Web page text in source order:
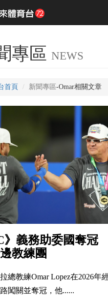
專區 NEWS
首頁 新聞專區-Omar相關文章
》義務助委國奪冠
教練團
總教練Omar Lopez在2026年
闖關並奪冠，他......